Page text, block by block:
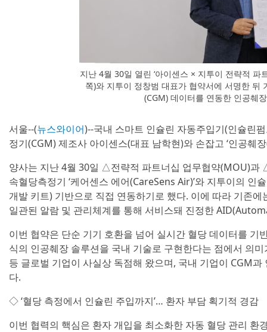
지난 4월 30일 열린 ‘아이센스 × 지투이 전략적
쪽)와 지투이 정창범 대표가 협약서에 서명한
(CGM) 데이터를 연동한 인공췌
서울--(뉴스와이어)--국내 스마트 인슐린 자동주입기(인슐린
정기(CGM) 제조사 아이센스(대표 남학현)와 손잡고 ‘인공
양사는 지난 4월 30일 △전략적 파트너십 업무협약(MOU)과
속혈당측정기 ‘케어센스 에어(CareSens Air)’와 지투이의 인
개발 키트) 기반으로 직접 연동하기로 했다. 이에 따라 기존
일관된 알람 및 관리체계를 통해 서비스돼 진정한
이번 협약은 단순 기기 호환을 넘어 실시간 혈당 데이터를
식의 인공췌장 솔루션을 국내 기술로 구현한다는 점에서 의
등 글로벌 기업이 사실상 독점해 왔으며, 국내 기업이 CGM
다.
◇ ‘혈당 측정에서 인슐린 주입까지’… 환자 부담 획기적 경감
이번 협력의 핵심은 환자 개입을 최소화한 자동 혈당 관리